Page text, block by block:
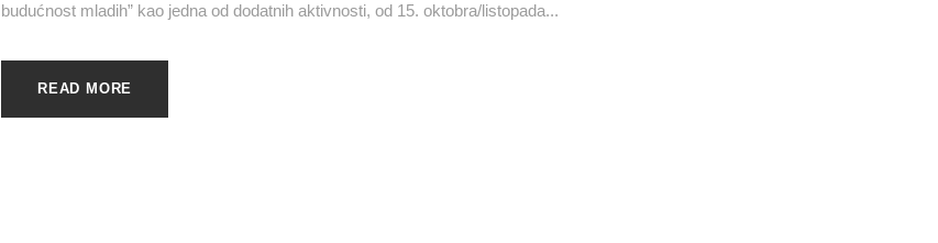
budućnost mladih” kao jedna od dodatnih aktivnosti, od 15. oktobra/listopada...
READ MORE